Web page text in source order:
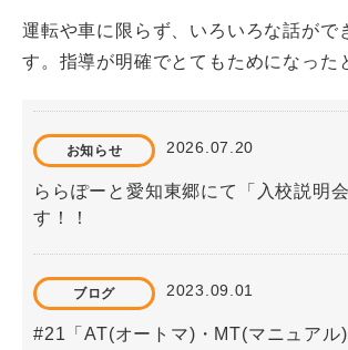
運転や車に限らず、いろいろな話がで
す。指導が明確でとてもためになった
お知らせ 2026.07.20
ららぽーと愛知東郷にて「入校説明
す！！
ブログ 2023.09.01
#21「AT(オートマ)・MT(マニュアル